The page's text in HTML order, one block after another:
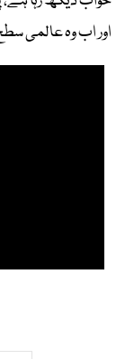
اور اب وہ عالمی